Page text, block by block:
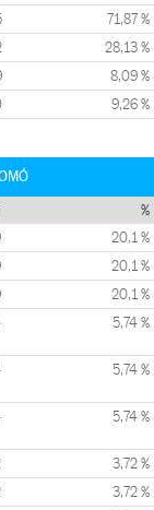
71,87 %
28,13 %
8,09 %
9,26 %
%
20,1 %
20,1 %
20,1 %
5,74 %
5,74 %
5,74 %
3,72 %
3,72 %